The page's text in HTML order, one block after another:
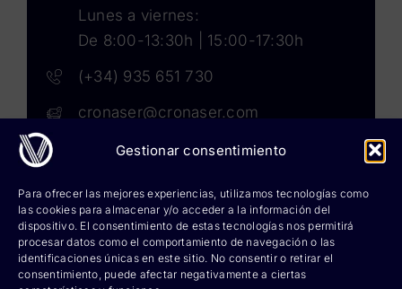
Gestionar consentimiento
Para ofrecer las mejores experiencias, utilizamos tecnologías como
las cookies para almacenar y/o acceder a la información del
dispositivo. El consentimiento de estas tecnologías nos permitirá
procesar datos como el comportamiento de navegación o las
identificaciones únicas en este sitio. No consentir o retirar el
consentimiento, puede afectar negativamente a ciertas
Lunes a viernes:
De 8:00-13:30h | 15:00-17:30h
(+34) 935 651 730
cronaser@cronaser.com
Corium lubricants
Corium chemicals